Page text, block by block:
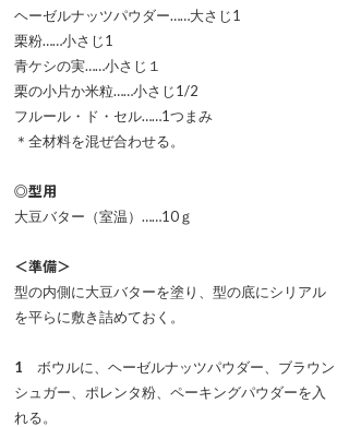
ヘーゼルナッツパウダー……大さじ1
栗粉……小さじ1
青ケシの実……小さじ１
栗の小片か米粒……小さじ1/2
フルール・ド・セル……1つまみ
＊全材料を混ぜ合わせる。
◎型用
大豆バター（室温）……10ｇ
＜準備＞
型の内側に大豆バターを塗り、型の底にシリアル
を平らに敷き詰めておく。
1 ボウルに、ヘーゼルナッツパウダー、ブラウン
シュガー、ポレンタ粉、ペーキングパウダーを入
れる。